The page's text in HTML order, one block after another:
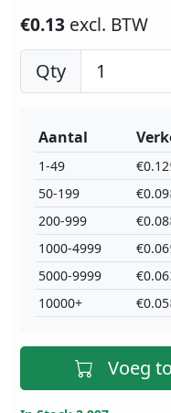
€0.13 excl. BTW
Qty
Aantal
1-49
50-199
200-999
1000-4999
5000-9999
10000+
€0.12
€0.09
€0.08
€0.06
€0.06
€0.05
Voeg